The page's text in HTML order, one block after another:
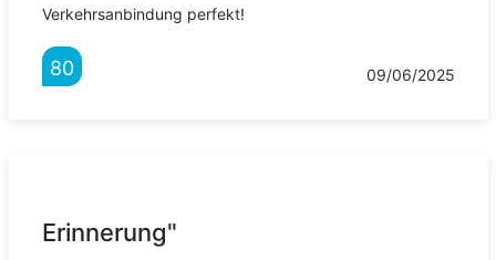
Verkehrsanbindung perfekt!
80 09/06/2025
Erinnerung"